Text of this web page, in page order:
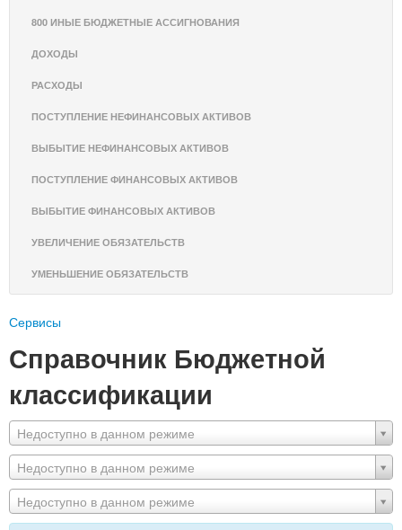
800 ИНЫЕ БЮДЖЕТНЫЕ АССИГНОВАНИЯ
ДОХОДЫ
РАСХОДЫ
ПОСТУПЛЕНИЕ НЕФИНАНСОВЫХ АКТИВОВ
ВЫБЫТИЕ НЕФИНАНСОВЫХ АКТИВОВ
ПОСТУПЛЕНИЕ ФИНАНСОВЫХ АКТИВОВ
ВЫБЫТИЕ ФИНАНСОВЫХ АКТИВОВ
УВЕЛИЧЕНИЕ ОБЯЗАТЕЛЬСТВ
УМЕНЬШЕНИЕ ОБЯЗАТЕЛЬСТВ
Сервисы
Справочник Бюджетной
классификации
Недоступно в данном режиме
Недоступно в данном режиме
Недоступно в данном режиме